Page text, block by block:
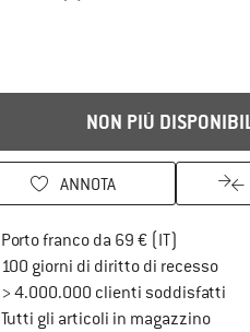
NON PIÙ
ANNOTA
Porto franco da 69 € (IT)
100 giorni di diritto di recessoVai
> 4.000.000 clienti soddisfatti
Tutti gli articoli in magazzino